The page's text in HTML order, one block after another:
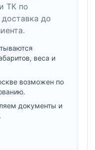
ТК по
до
веса и
возможен по
документы и